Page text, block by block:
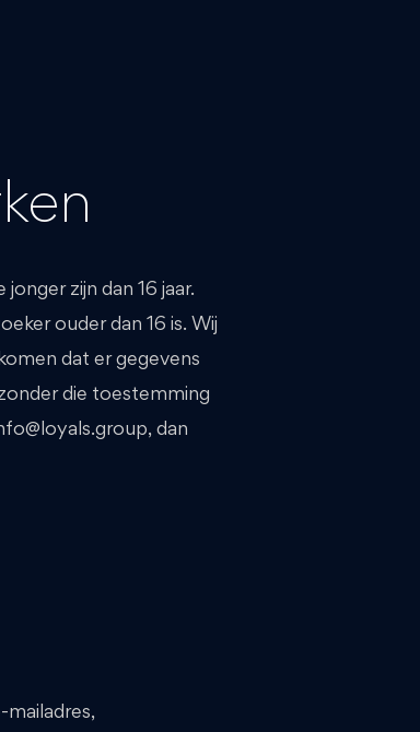
zijn dan 16 jaar.
ouder dan 16 is. Wij
dat er gegevens
die toestemming
dan